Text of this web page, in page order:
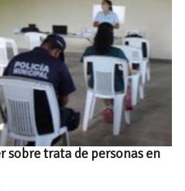
sobre trata de personas en